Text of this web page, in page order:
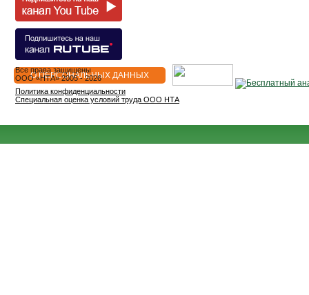
О ПЕРСОНАЛЬНЫХ ДАННЫХ
Все права защищены
OOO «НТА» 2005 - 2026
Политика конфиденциальности
Специальная оценка условий труда ООО НТА